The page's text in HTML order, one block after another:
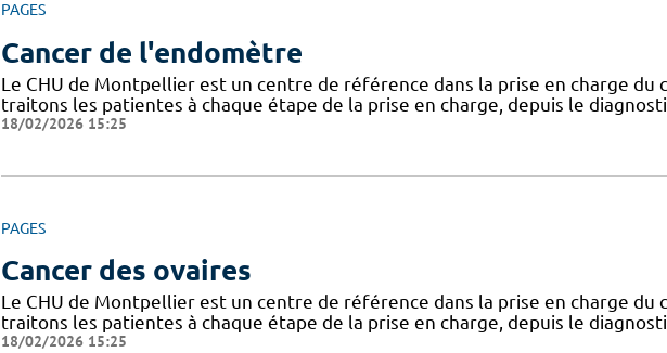
PAGES
Cancer de l'endomètre
Le CHU de Montpellier est un centre de référence dans la prise en charge du
traitons les patientes à chaque étape de la prise en charge, depuis le
18/02/2026 15:25
PAGES
Cancer des ovaires
Le CHU de Montpellier est un centre de référence dans la prise en charge du
traitons les patientes à chaque étape de la prise en charge, depuis le
18/02/2026 15:25